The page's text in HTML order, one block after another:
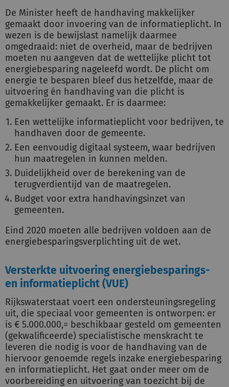
De Minister heeft de handhaving makkelijker
gemaakt door invoering van de informatieplicht. In
wezen is de bewijslast namelijk daarmee
omgedraaid: niet de overheid, maar de bedrijven
moeten nu aangeven dat de wettelijke plicht tot
energiebesparing nageleefd wordt. De plicht om
energie te besparen bleef dus hetzelfde, maar de
uitvoering én handhaving van die plicht is
gemakkelijker gemaakt. Er is daarmee:
Een wettelijke informatieplicht voor bedrijven, te
handhaven door de gemeente.
Een eenvoudig digitaal systeem, waar bedrijven
hun maatregelen in kunnen melden.
Duidelijkheid over de berekening van de
terugverdientijd van de maatregelen.
Budget voor extra handhavingsinzet van
gemeenten.
Eind 2020 moeten alle bedrijven voldoen aan de
energiebesparingsverplichting uit de wet.
Versterkte uitvoering energiebesparings-
en informatieplicht (VUE)
Rijkswaterstaat voert een ondersteuningsregeling
uit, die speciaal voor gemeenten is ontworpen: er
is € 5.000.000,= beschikbaar gesteld om gemeenten
(gekwalificeerde) specialistische menskracht te
leveren die nodig is voor de handhaving van de
hiervoor genoemde regels inzake energiebesparing
en informatieplicht. Het gaat onder meer om de
voorbereiding en uitvoering van toezicht bij de